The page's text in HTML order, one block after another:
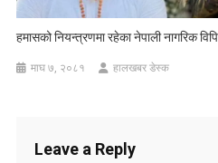
हमासको नियन्त्रणमा रहेका नेपाली नागरिक
माघ ७, २०८१ हालखबर डेस्क
Leave a Reply